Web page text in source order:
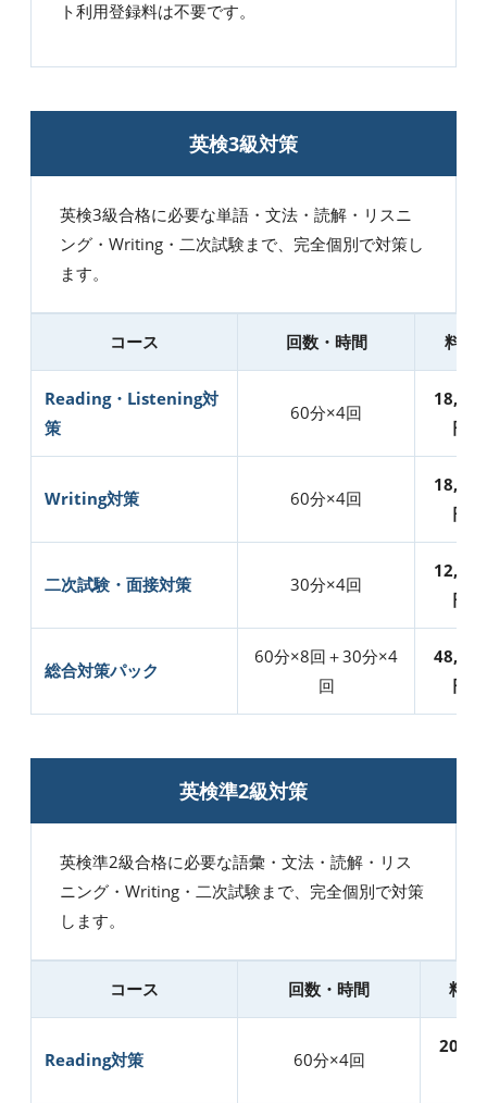
ト利用登録料は不要です。
英検3級対策
英検3級合格に必要な単語・文法・読解・リスニ
ング・Writing・二次試験まで、完全個別で対策し
ます。
コース 回数・時間 料金
Reading・Listening対
策
60分×4回
18,000
円
Writing対策 60分×4回
18,000
円
二次試験・面接対策 30分×4回
12,000
円
総合対策パック
60分×8回＋30分×4
回
48,000
円
英検準2級対策
英検準2級合格に必要な語彙・文法・読解・リス
ニング・Writing・二次試験まで、完全個別で対策
します。
コース 回数・時間 料金
Reading対策 60分×4回